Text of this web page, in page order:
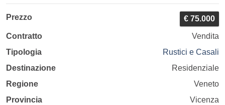
Prezzo € 75.000
Contratto
Vendita
Tipologia
Rustici e Casali
Destinazione
Residenziale
Regione
Veneto
Provincia
Vicenza